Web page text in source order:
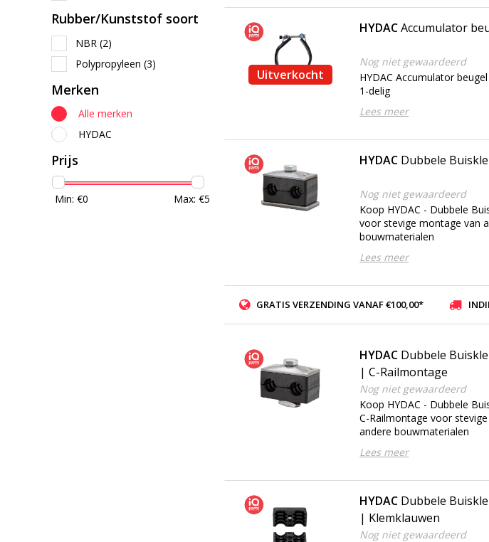
Rubber/Kunststof soort
NBR (2)
Polypropyleen (3)
Merken
Alle merken
HYDAC
Prijs
Min: €0 Max: €5
Uitverkocht
HYDACAccumulator
Nog niet gewaardeerd
HYDAC Accumulator
1-delig
Lees meer
HYDAC Dubbele
Nog niet gewaardeerd
Koop HYDAC - Dubbele
voor stevige montage van
bouwmaterialen
Lees meer
GRATIS VERZENDING VANAF €100,00*
HYDAC Dubbele
| C-Railmontage
Nog niet gewaardeerd
Koop HYDAC - Dubbele
C-Railmontage voor
andere bouwmaterialen
Lees meer
HYDAC Dubbele
| Klemklauwen
Nog niet gewaardeerd